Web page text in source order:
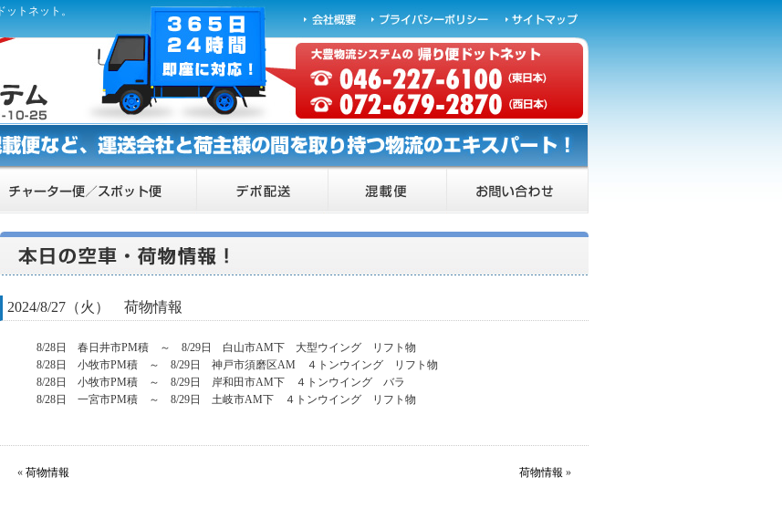
トネット。
2024/8/27（火） 荷物情報
8/28日 春日井市PM積 ～ 8/29日 白山市AM下 大型ウイング リフト物
8/28日 小牧市PM積 ～ 8/29日 神戸市須磨区AM ４トンウイング リフト物
8/28日 小牧市PM積 ～ 8/29日 岸和田市AM下 ４トンウイング バラ
8/28日 一宮市PM積 ～ 8/29日 土岐市AM下 ４トンウイング リフト物
« 荷物情報 荷物情報 »